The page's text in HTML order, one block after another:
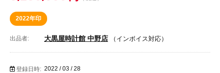
2022年印
出品者: 大黒屋時計館 中野店 （インボイス対応）
登録日時: 2022 / 03 / 28